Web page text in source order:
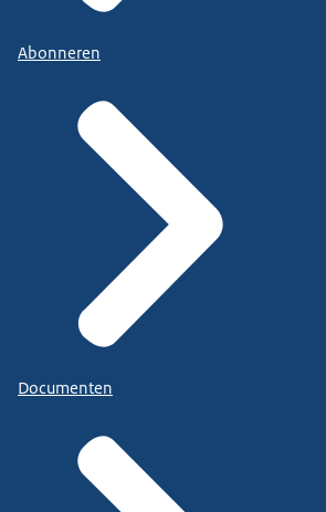
Abonneren
Documenten